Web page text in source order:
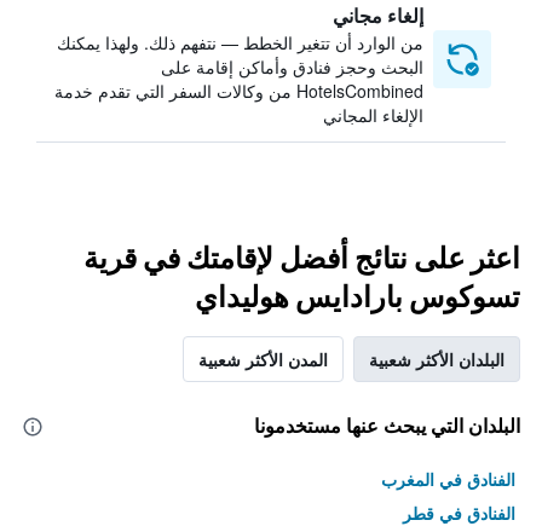
إلغاء مجاني
من الوارد أن تتغير الخطط — نتفهم ذلك. ولهذا يمكنك
البحث وحجز فنادق وأماكن إقامة على
HotelsCombined من وكالات السفر التي تقدم خدمة
الإلغاء المجاني
اعثر على نتائج أفضل لإقامتك في قرية
تسوكوس بارادايس هوليداي
البلدان الأكثر شعبية المدن الأكثر شعبية
البلدان التي يبحث عنها مستخدمونا
الفنادق في المغرب
الفنادق في قطر